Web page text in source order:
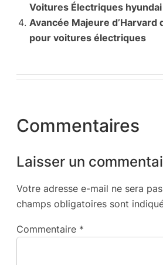
Voitures Électriques
Avancée Majeure d’Harvard
pour voitures électriques
Commentaires
Laisser un
Votre adresse e-mail ne sera
champs obligatoires sont
Commentaire *